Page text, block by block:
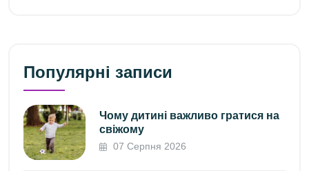
Популярні записи
Чому дитині важливо гратися на
свіжому
07 Серпня 2026